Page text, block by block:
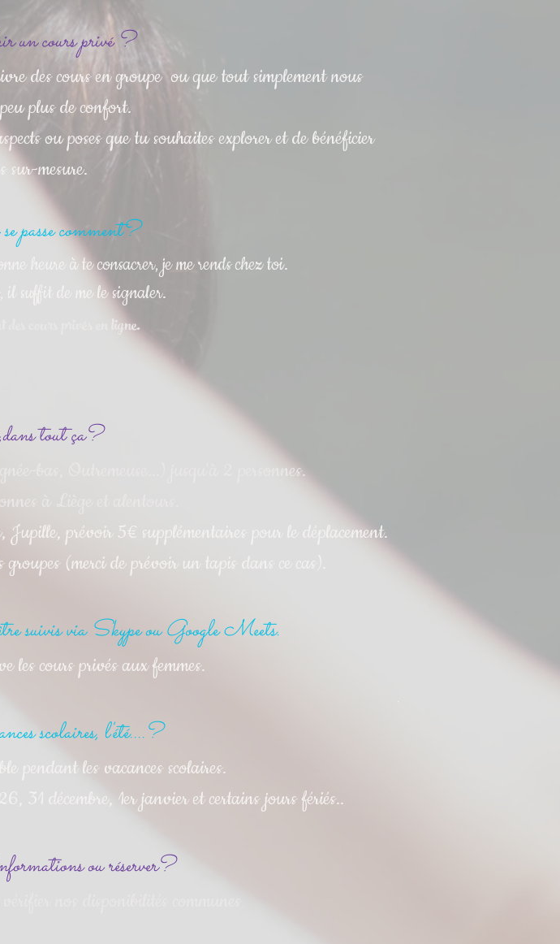
un cours privé ?
des cours en groupe ou que tout simplement nous
plus de confort.
ou poses que tu souhaites explorer et de bénéficier
sur-mesure.
passe comment?
heure à te consacrer, je me rends chez toi.
il suffit de me le signaler.
des cours privés en ligne.
tout ça?
bas, Outremeuse...) jusqu'à 2 personnes.
à Liège et alentours.
prévoir 5€ supplémentaires pour le déplacement.
(merci de prévoir un tapis dans ce cas).
suivis via Skype ou Google Meets.
les cours privés aux femmes.
scolaires, l'été....?
pendant les vacances scolaires.
31 décembre, 1er janvier et certains jours fériés..
ou réserver?